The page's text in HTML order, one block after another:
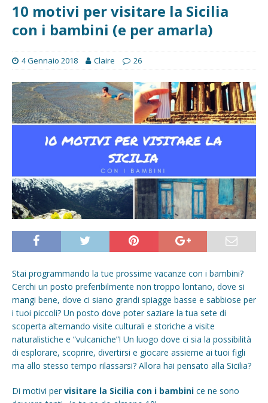
10 motivi per visitare la Sicilia
con i bambini (e per amarla)
4 Gennaio 2018 Claire 26
Stai programmando la tue prossime vacanze con i bambini?
Cerchi un posto preferibilmente non troppo lontano, dove si
mangi bene, dove ci siano grandi spiagge basse e sabbiose per
i tuoi piccoli? Un posto dove poter saziare la tua sete di
scoperta alternando visite culturali e storiche a visite
naturalistiche e “vulcaniche”! Un luogo dove ci sia la possibilità
di esplorare, scoprire, divertirsi e giocare assieme ai tuoi figli
ma allo stesso tempo rilassarsi? Allora hai pensato alla Sicilia?
Di motivi per visitare la Sicilia con i bambini ce ne sono